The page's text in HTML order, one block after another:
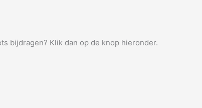
bijdragen? Klik dan op de knop hieronder.